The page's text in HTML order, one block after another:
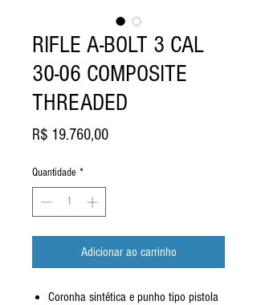
RIFLE A-BOLT 3 CAL
30-06 COMPOSITE
THREADED
R$ 19.760,00Preço
Quantidade *
Adicionar ao carrinho
Coronha sintética e punho tipo pistola